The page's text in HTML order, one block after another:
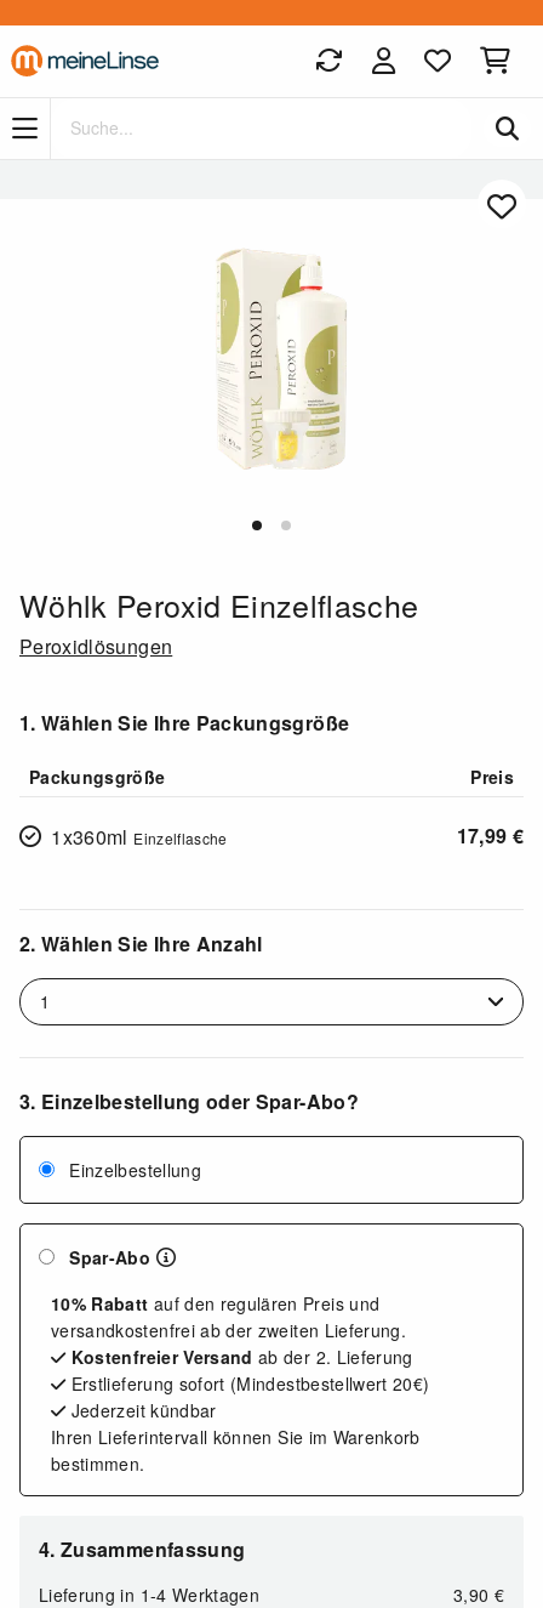
Zum Hauptinhalt springen
Wöhlk Peroxid Einzelflasche
Peroxidlösungen
1. Wählen Sie Ihre Packungsgröße
Packungsgröße Preis
1x360ml Einzelflasche 17,99 €
2. Wählen Sie Ihre Anzahl
3. Einzelbestellung oder Spar-Abo?
Einzelbestellung
Spar-Abo
10% Rabatt auf den regulären Preis und
versandkostenfrei ab der zweiten Lieferung.
Kostenfreier Versand ab der 2. Lieferung
Erstlieferung sofort (Mindestbestellwert 20€)
Jederzeit kündbar
Ihren Lieferintervall können Sie im Warenkorb
bestimmen.
4. Zusammenfassung
Lieferung in 1-4 Werktagen 3,90 €